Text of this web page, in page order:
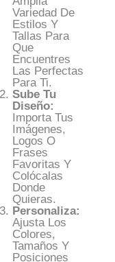
Variedad De
Estilos Y
Tallas Para
Que
Encuentres
Las Perfectas
Para Ti.
Sube Tu
Diseño:
Importa Tus
Imágenes,
Logos O
Frases
Favoritas Y
Colócalas
Donde
Quieras.
Personaliza:
Ajusta Los
Colores,
Tamaños Y
Posiciones